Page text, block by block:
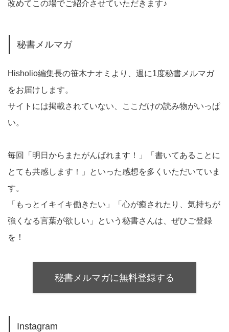
改めてこの場でご紹介させていただきます♪
秘書メルマガ
Hisholio編集長の笹木ナオミより、週に1度秘書メルマガ
をお届けします。
サイトには掲載されていない、ここだけの読み物がいっぱ
い。
毎回「明日からまたがんばれます！」「書いてあることに
とても共感します！」といった感想を多くいただいていま
す。
「もっとイキイキ働きたい」「心が癒されたり、気持ちが
強くなる言葉が欲しい」という秘書さんは、ぜひご登録
を！
秘書メルマガに無料登録する
Instagram